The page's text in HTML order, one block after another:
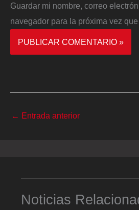
Guardar mi nombre, correo
navegador para la próxima vez
← Entrada anterior
Noticias